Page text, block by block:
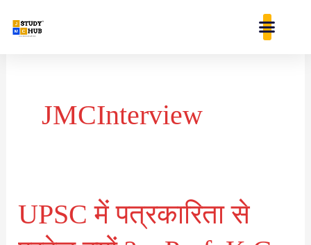
JMCInterview
UPSC में पत्रकारिता से
UPSC